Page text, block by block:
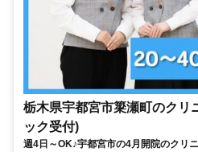
栃木県宇都宮市簗瀬町のクリ
ック受付)
週4日～OK♪宇都宮市の4月開院のクリ